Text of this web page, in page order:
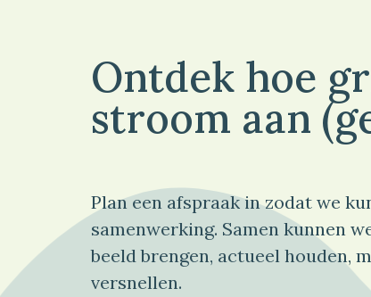
Ontdek hoe
stroom aan
Plan een afspraak in zodat we
samenwerking. Samen kunnen
beeld brengen, actueel houden,
versnellen.